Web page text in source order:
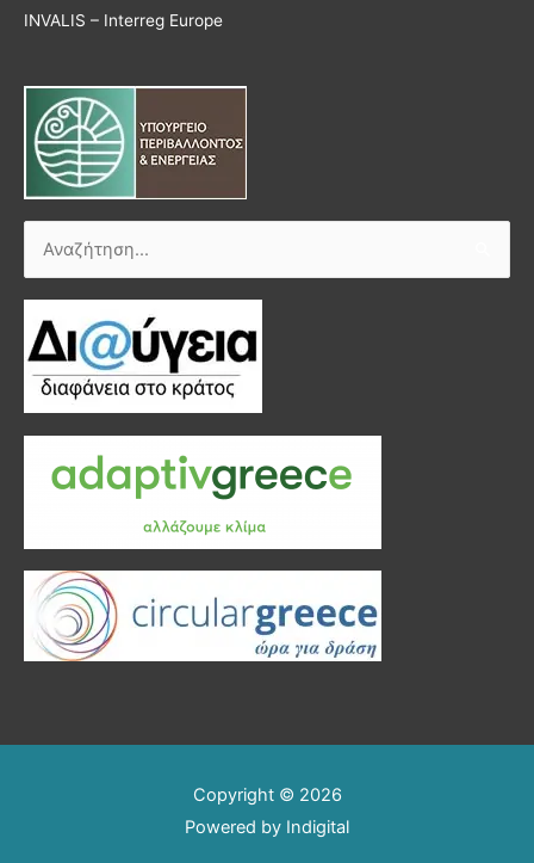
INVALIS – Interreg Europe
Αναζήτηση
Copyright © 2026
Powered by Indigital